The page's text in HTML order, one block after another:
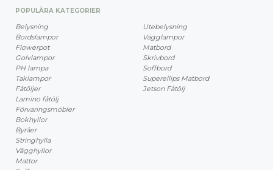
POPULÄRA KATEGORIER
Belysning
Bordslampor
Flowerpot
Golvlampor
PH lampa
Taklampor
Fåtöljer
Lamino fåtölj
Förvaringsmöbler
Bokhyllor
Byråer
Stringhylla
Vägghyllor
Mattor
Utebelysning
Vägglampor
Matbord
Skrivbord
Soffbord
Superellips Matbord
Jetson Fåtölj